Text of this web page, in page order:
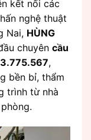
kết nối các
nghệ thuật
Nai, HÙNG
chuyên cầu
,
bền bỉ, thẩm
trình từ nhà